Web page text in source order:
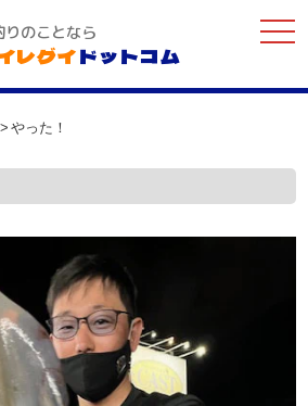
のことなら
レグイドットコム
やった！